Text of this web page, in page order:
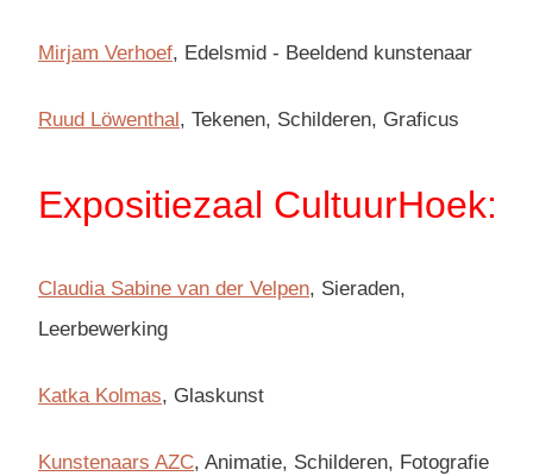
Mirjam Verhoef, Edelsmid - Beeldend kunstenaar
Ruud Löwenthal , Tekenen, Schilderen, Graficus
Expositiezaal CultuurHoek:
Claudia Sabine van der Velpen, Sieraden,
Leerbewerking
Katka Kolmas, Glaskunst
Kunstenaars AZC, Animatie, Schilderen, Fotografie